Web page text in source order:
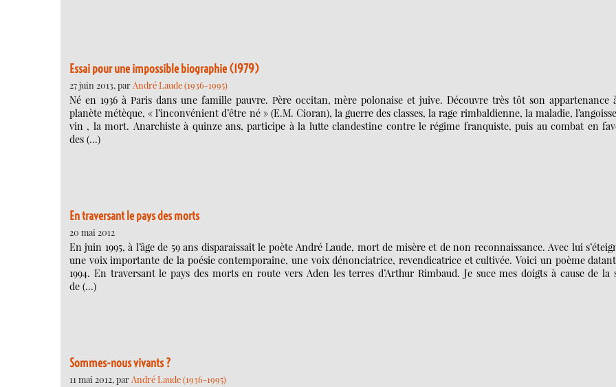
Essai pour une impossible biographie (1979)
27 juin 2013, parAndré Laude (1936-1995)
Né en 1936 à Paris dans une famille pauvre. Père occitan, mère polonaise et juive. Découvre très tôt son appartenance
planète métèque, « l’inconvénient d’être né » (E.M. Cioran), la guerre des classes, la rage rimbaldienne, la maladie,
vin , la mort. Anarchiste à quinze ans, participe à la lutte clandestine contre le régime franquiste, puis au combat en
des (…)
En traversant le pays des morts
20 mai 2012
En juin 1995, à l’âge de 59 ans disparaissait le poète André Laude, mort de misère et de non reconnaissance. Avec lui
une voix importante de la poésie contemporaine, une voix dénonciatrice, revendicatrice et cultivée. Voici un poème
1994. En traversant le pays des morts en route vers Aden les terres d’Arthur Rimbaud. Je suce mes doigts à cause de la
de (…)
Sommes-nous vivants ?
11 mai 2012, parAndré Laude (1936-1995)